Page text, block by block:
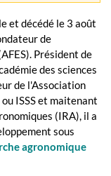
et décédé le 3 août
de
Président de
des sciences
de l'Association
ISSS et maitenant
(IRA), il a
sous
agronomique